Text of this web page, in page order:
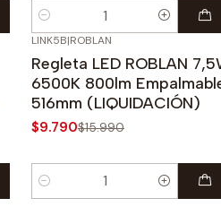
Cantidad
OFF
LINK5B|ROBLAN
Regleta LED ROBLAN
6500K 800lm
516mm (LIQUIDACIÓN)
$9.790$15.990
Cantidad